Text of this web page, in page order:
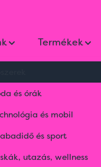
Ismételt Kérdések
Termékek
és órák
és mobil
és sport
utazás, wellness
és ételhordók
Ételtárolók